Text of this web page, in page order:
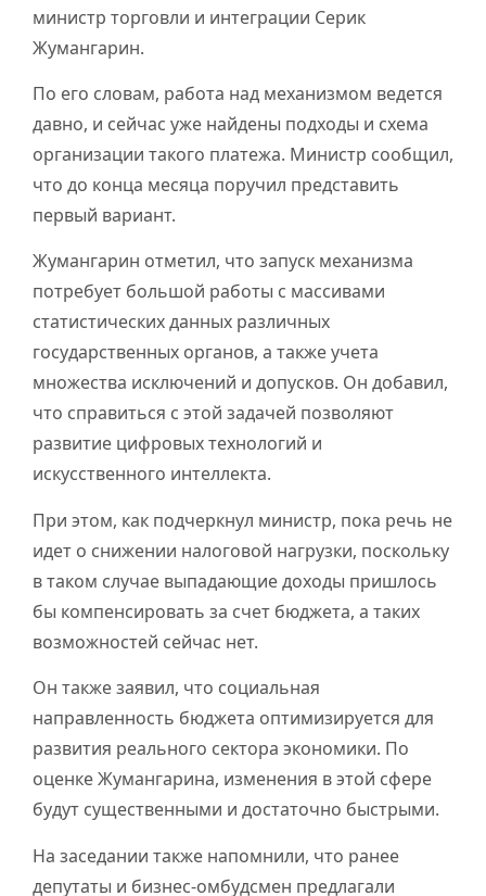
министр торговли и интеграции Серик
Жумангарин.
По его словам, работа над механизмом ведется
давно, и сейчас уже найдены подходы и схема
организации такого платежа. Министр сообщил,
что до конца месяца поручил представить
первый вариант.
Жумангарин отметил, что запуск механизма
потребует большой работы с массивами
статистических данных различных
государственных органов, а также учета
множества исключений и допусков. Он добавил,
что справиться с этой задачей позволяют
развитие цифровых технологий и
искусственного интеллекта.
При этом, как подчеркнул министр, пока речь не
идет о снижении налоговой нагрузки, поскольку
в таком случае выпадающие доходы пришлось
бы компенсировать за счет бюджета, а таких
возможностей сейчас нет.
Он также заявил, что социальная
направленность бюджета оптимизируется для
развития реального сектора экономики. По
оценке Жумангарина, изменения в этой сфере
будут существенными и достаточно быстрыми.
На заседании также напомнили, что ранее
депутаты и бизнес-омбудсмен предлагали